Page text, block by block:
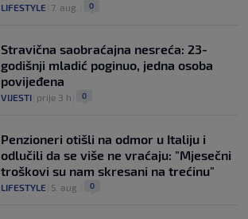
LIFESTYLE 7. aug. 0
Stravična saobraćajna nesreća: 23-
godišnji mladić poginuo, jedna osoba
povijeđena
VIJESTI prije 3 h 0
Penzioneri otišli na odmor u Italiju i
odlučili da se više ne vraćaju: "Mjesečni
troškovi su nam skresani na trećinu"
LIFESTYLE 5. aug. 0